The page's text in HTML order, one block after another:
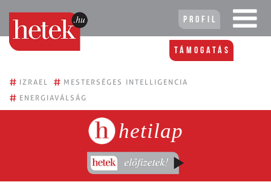
Profil
Támogatás
# IZRAEL # MESTERSÉGES INTELLIGENCIA
# ENERGIAVÁLSÁG
hetilap